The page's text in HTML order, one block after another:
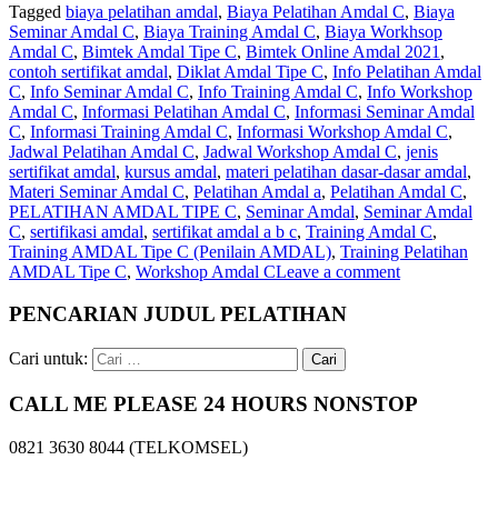
Tagged biaya pelatihan amdal, Biaya Pelatihan Amdal C, Biaya
Seminar Amdal C, Biaya Training Amdal C, Biaya Workhsop
Amdal C, Bimtek Amdal Tipe C, Bimtek Online Amdal 2021 ,
contoh sertifikat amdal, Diklat Amdal Tipe C, Info Pelatihan Amdal
C, Info Seminar Amdal C, Info Training Amdal C, Info Workshop
Amdal C, Informasi Pelatihan Amdal C, Informasi Seminar Amdal
C, Informasi Training Amdal C, Informasi Workshop Amdal C,
Jadwal Pelatihan Amdal C, Jadwal Workshop Amdal C, jenis
sertifikat amdal, kursus amdal, materi pelatihan dasar-dasar amdal,
Materi Seminar Amdal C, Pelatihan Amdal a, Pelatihan Amdal C,
PELATIHAN AMDAL TIPE C, Seminar Amdal, Seminar Amdal
C, sertifikasi amdal, sertifikat amdal a b c, Training Amdal C,
Training AMDAL Tipe C (Penilain AMDAL), Training Pelatihan
AMDAL Tipe C, Workshop Amdal CLeave a comment
PENCARIAN JUDUL PELATIHAN
Cari untuk:
CALL ME PLEASE 24 HOURS NONSTOP
0821 3630 8044 (TELKOMSEL)